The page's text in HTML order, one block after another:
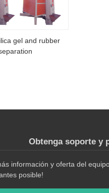
gel and rubber
Obtenga soporte y
información y oferta del
posible!